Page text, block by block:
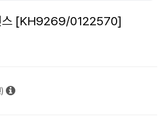
스 [KH9269/0122570]